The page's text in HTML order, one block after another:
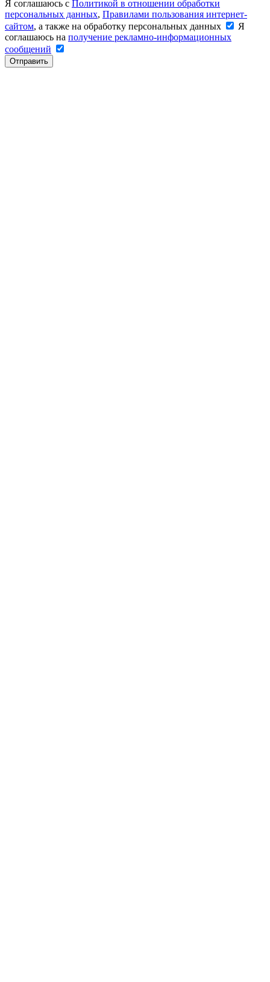
Я соглашаюсь с Политикой в отношении обработки
персональных данных, Правилами пользования интернет-
сайтом, а также на обработку персональных данных
Я
соглашаюсь на получение рекламно-информационных
сообщений
Отправить